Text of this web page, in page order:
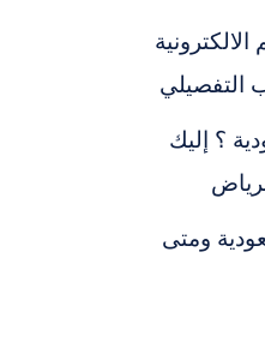
الالكترونية
التفصيلي
؟ إليك
ومتى